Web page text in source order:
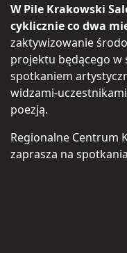
W Pile Krakowski
cyklicznie co dwa
zaktywizowanie
projektu będącego w
spotkaniem
widzami-
poezją.
Regionalne Centrum
zaprasza na